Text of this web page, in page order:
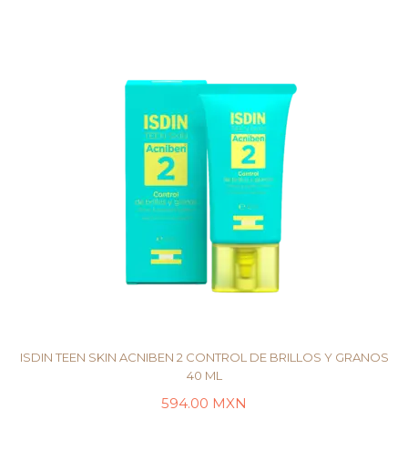
ISDIN TEEN SKIN ACNIBEN 2 CONTROL DE BRILLOS Y GRANOS
40 ML
594.00 MXN